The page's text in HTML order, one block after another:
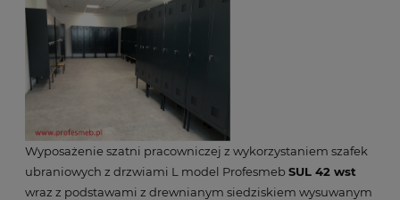
Wyposażenie szatni pracowniczej z wykorzystaniem szafek
ubraniowych z drzwiami L model Profesmeb SUL 42 wst
wraz z podstawami z drewnianym siedziskiem wysuwanym